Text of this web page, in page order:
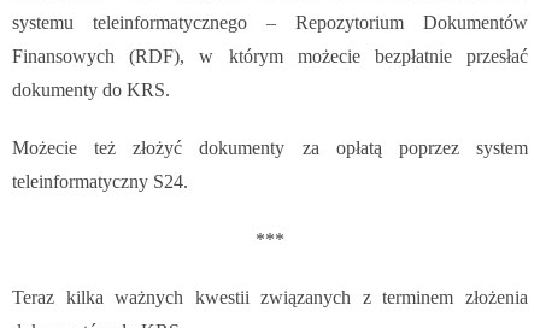
systemu teleinformatycznego – Repozytorium Dokumentów
Finansowych (RDF), w którym możecie bezpłatnie przesłać
dokumenty do KRS.
Możecie też złożyć dokumenty za opłatą poprzez system
teleinformatyczny S24.
***
Teraz kilka ważnych kwestii związanych z terminem złożenia